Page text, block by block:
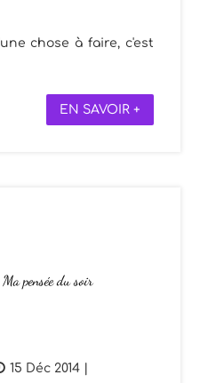
chose à faire, c'est
EN SAVOIR +
Ma pensée du soir
15 Déc 2014 |